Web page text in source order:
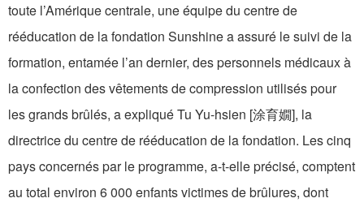
toute l’Amérique centrale, une équipe du centre de
rééducation de la fondation Sunshine a assuré le suivi de la
formation, entamée l’an dernier, des personnels médicaux à
la confection des vêtements de compression utilisés pour
les grands brûlés, a expliqué Tu Yu-hsien [涂育嫺], la
directrice du centre de rééducation de la fondation. Les cinq
pays concernés par le programme, a-t-elle précisé, comptent
au total environ 6 000 enfants victimes de brûlures, dont